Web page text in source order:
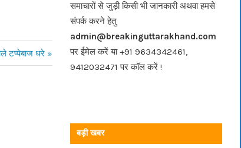
टप्पेबाज धरे
o
k
समाचारों से जुड़ी किसी भी जानकारी अथवा हमसे
संपर्क करने हेतु
admin@breakinguttarakhand.com
पर ईमेल करें या +91 9634342461,
9412032471 पर कॉल करें !
बड़ी खबर